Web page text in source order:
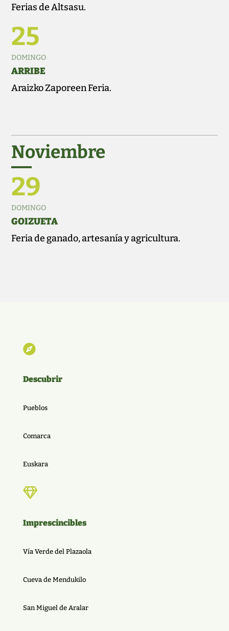
Ferias de Altsasu.
25
DOMINGO
ARRIBE
Araizko Zaporeen Feria.
Noviembre
29
DOMINGO
GOIZUETA
Feria de ganado, artesanía y agricultura.

Descubrir
Pueblos
Comarca
Euskara

Imprescincibles
Vía Verde del Plazaola
Cueva de Mendukilo
San Miguel de Aralar